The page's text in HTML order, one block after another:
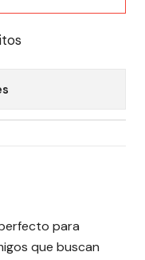
para
que buscan